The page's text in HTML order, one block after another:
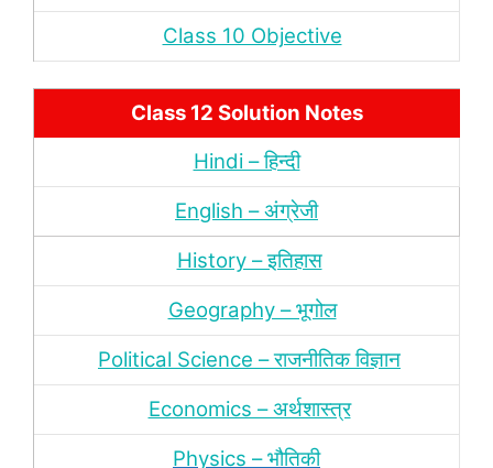
Class 10 Objective
Class 12 Solution Notes
Hindi – हिन्‍दी
English – अंग्रेजी
History – इतिहास
Geography – भूगोल
Political Science – राजनीतिक विज्ञान
Economics – अर्थशास्‍त्र
Physics – भौतिकी